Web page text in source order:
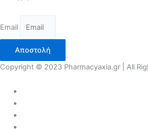
Email
Αποστολή
Copyright © 2023 Pharmacyaxia.gr | All